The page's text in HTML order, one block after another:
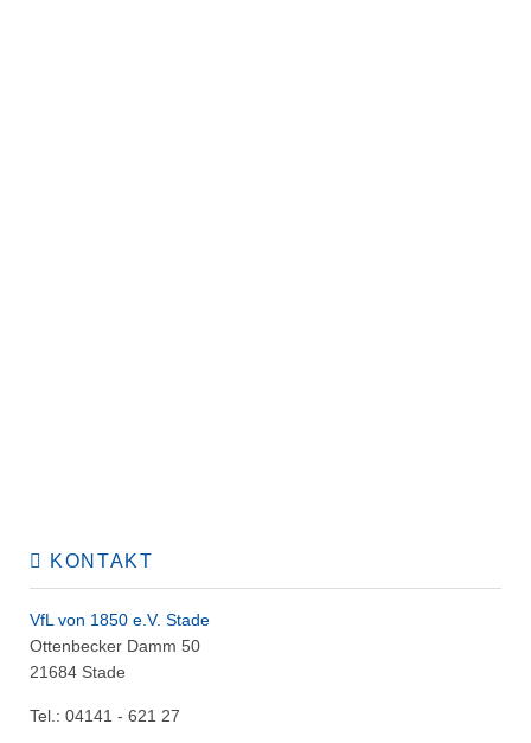
KONTAKT
VfL von 1850 e.V. Stade
Ottenbecker Damm 50
21684 Stade
Tel.: 04141 - 621 27